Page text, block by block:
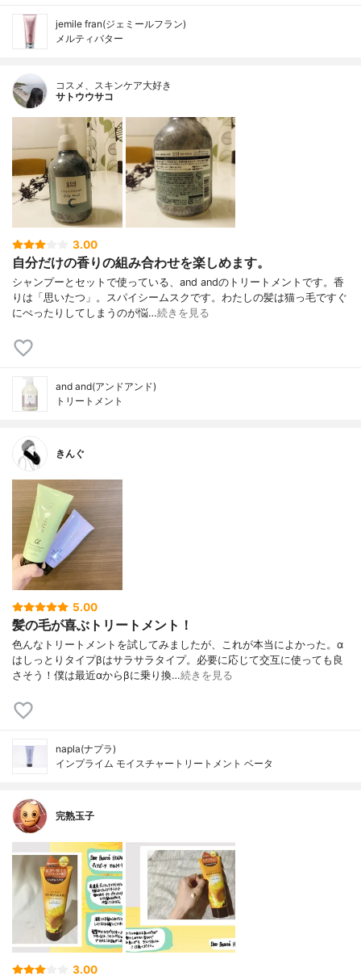
jemile fran(ジェミールフラン)
メルティバター
コスメ、スキンケア大好き
サトウウサコ
3.00
自分だけの香りの組み合わせを楽しめます。
シャンプーとセットで使っている、and andのトリートメントです。香
りは「思いたつ」。スパイシームスクです。わたしの髪は猫っ毛ですぐ
にぺったりしてしまうのが悩…続きを見る
and and(アンドアンド)
トリートメント
きんぐ
5.00
髪の毛が喜ぶトリートメント！
色んなトリートメントを試してみましたが、これが本当によかった。α
はしっとりタイプβはサラサラタイプ。必要に応じて交互に使っても良
さそう！僕は最近αからβに乗り換…続きを見る
napla(ナプラ)
インプライム モイスチャートリートメント ベータ
完熟玉子
3.00